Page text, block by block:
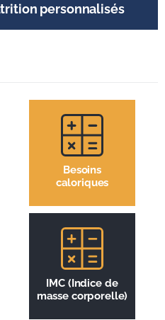
personnalisés
Besoins
caloriques
IMC (Indice de
masse corporelle)